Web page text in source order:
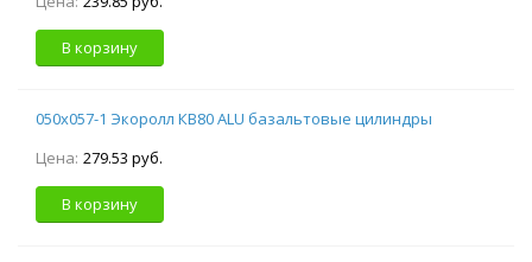
В корзину
050х057-1 Экоролл КВ80 ALU базальтовые цилиндры
Цена: 279.53 руб.
В корзину